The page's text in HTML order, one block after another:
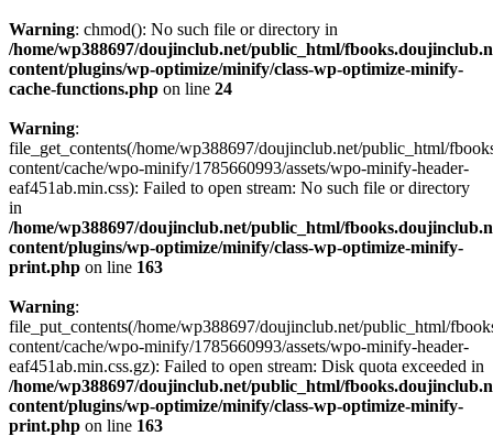
Warning: chmod(): No such file or directory in
/home/wp388697/doujinclub.net/public_html/
content/plugins/wp-optimize/minify/class-wp-optimize-minify-
cache-functions.php on line 24
Warning:
file_get_contents(/home/wp388697/doujinclub.net/public_html/
content/cache/wpo-minify/1785660993/assets/wpo-minify-header-
eaf451ab.min.css): Failed to open stream: No such file or directory
in
/home/wp388697/doujinclub.net/public_html/
content/plugins/wp-optimize/minify/class-wp-optimize-minify-
print.php on line 163
Warning:
file_put_contents(/home/wp388697/doujinclub.net/public_html/
content/cache/wpo-minify/1785660993/assets/wpo-minify-header-
eaf451ab.min.css.gz): Failed to open stream: Disk quota exceeded in
/home/wp388697/doujinclub.net/public_html/
content/plugins/wp-optimize/minify/class-wp-optimize-minify-
print.php on line 163